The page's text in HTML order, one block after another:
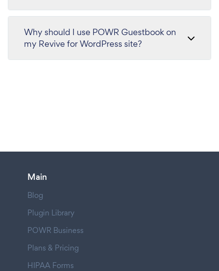
Why should I use POWR Guestbook on
my Revive for WordPress site?
Main
Blog
Plugin Library
POWR Business
Plans & Pricing
HIPAA Forms